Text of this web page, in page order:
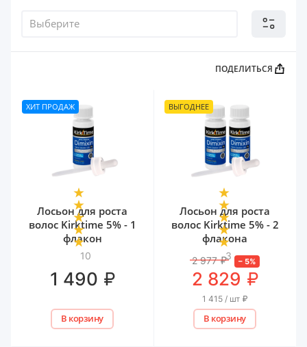
Выберите
ПОДЕЛИТЬСЯ
ХИТ ПРОДАЖ
10
Лосьон для роста
волос Kirktime 5% - 1
флакон
1 490 ₽
В корзину
ВЫГОДНЕЕ
3
Лосьон для роста
волос Kirktime 5% - 2
флакона
2 977 ₽ – 5%
2 829 ₽
1 415 / шт ₽
В корзину